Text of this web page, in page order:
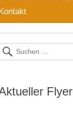
Flyer